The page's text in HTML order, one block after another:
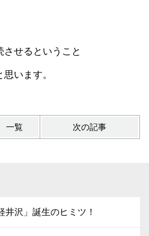
せるということ
います。
一覧 次の記事
井沢」誕生のヒミツ！